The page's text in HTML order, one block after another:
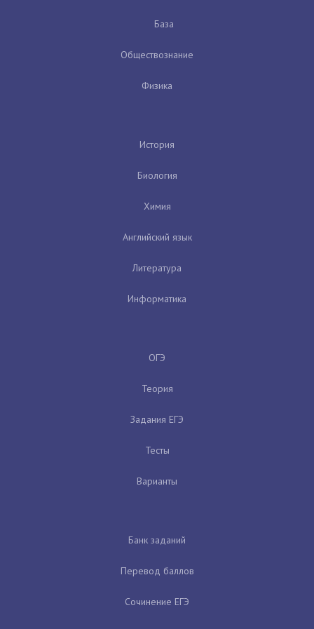
База
Обществознание
Физика
История
Биология
Химия
Английский язык
Литература
Информатика
ОГЭ
Теория
Задания ЕГЭ
Тесты
Варианты
Банк заданий
Перевод баллов
Сочинение ЕГЭ